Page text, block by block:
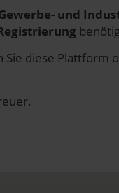
und
diese Plattform